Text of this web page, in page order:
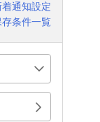
通知設定
存条件一覧